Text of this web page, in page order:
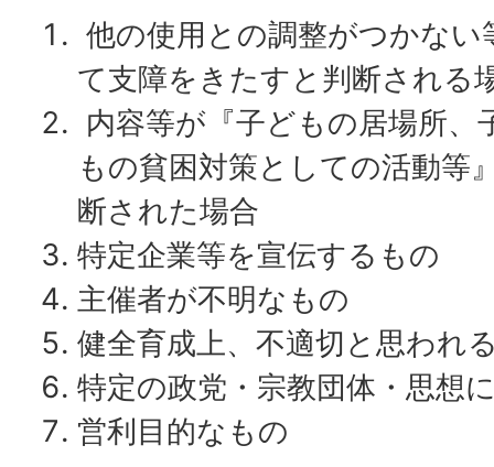
他の使用との調整がつかない
て支障をきたすと判断される
内容等が『子どもの居場所、
もの貧困対策としての活動等
断された場合
特定企業等を宣伝するもの
主催者が不明なもの
健全育成上、不適切と思われ
特定の政党・宗教団体・思想
営利目的なもの